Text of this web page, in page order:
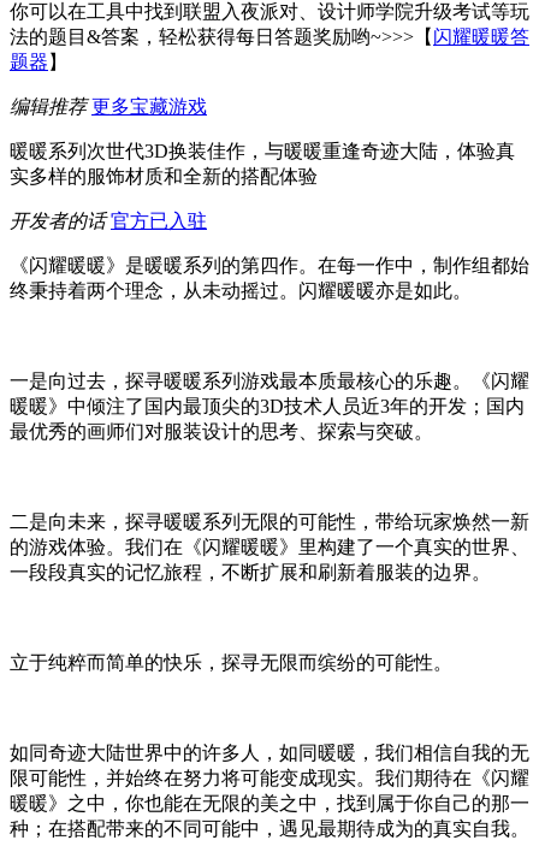
你可以在工具中找到联盟入夜派对、设计师学院升级考试等玩
法的题目&答案，轻松获得每日答题奖励哟~>>>【 闪耀暖暖答
题器 】
编辑推荐 更多宝藏游戏
暖暖系列次世代3D换装佳作，与暖暖重逢奇迹大陆，体验真
实多样的服饰材质和全新的搭配体验
开发者的话 官方已入驻
《闪耀暖暖》是暖暖系列的第四作。在每一作中，制作组都始
终秉持着两个理念，从未动摇过。闪耀暖暖亦是如此。
一是向过去，探寻暖暖系列游戏最本质最核心的乐趣。《闪耀
暖暖》中倾注了国内最顶尖的3D技术人员近3年的开发；国内
最优秀的画师们对服装设计的思考、探索与突破。
二是向未来，探寻暖暖系列无限的可能性，带给玩家焕然一新
的游戏体验。我们在《闪耀暖暖》里构建了一个真实的世界、
一段段真实的记忆旅程，不断扩展和刷新着服装的边界。
立于纯粹而简单的快乐，探寻无限而缤纷的可能性。
如同奇迹大陆世界中的许多人，如同暖暖，我们相信自我的无
限可能性，并始终在努力将可能变成现实。我们期待在《闪耀
暖暖》之中，你也能在无限的美之中，找到属于你自己的那一
种；在搭配带来的不同可能中，遇见最期待成为的真实自我。